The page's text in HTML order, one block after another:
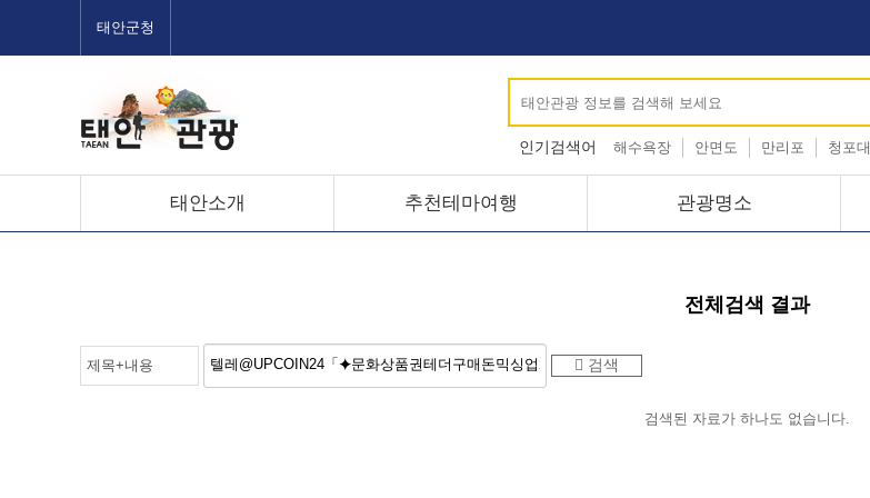
태안군청
인기검색어 해수욕장 안면도 만리포
청포대
태안소개 추천테마여행 관광명소
전체검색 결과
검색
검색된 자료가 하나도 없습니다.